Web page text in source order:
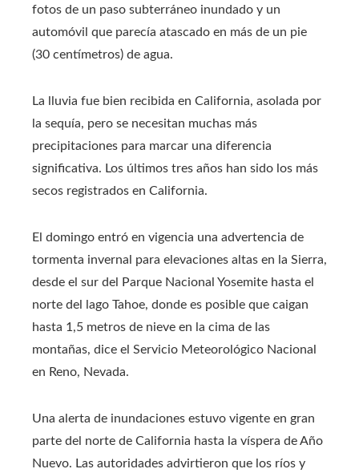
fotos de un paso subterráneo inundado y un
automóvil que parecía atascado en más de un pie
(30 centímetros) de agua.
La lluvia fue bien recibida en California, asolada por
la sequía, pero se necesitan muchas más
precipitaciones para marcar una diferencia
significativa. Los últimos tres años han sido los más
secos registrados en California.
El domingo entró en vigencia una advertencia de
tormenta invernal para elevaciones altas en la Sierra,
desde el sur del Parque Nacional Yosemite hasta el
norte del lago Tahoe, donde es posible que caigan
hasta 1,5 metros de nieve en la cima de las
montañas, dice el Servicio Meteorológico Nacional
en Reno, Nevada.
Una alerta de inundaciones estuvo vigente en gran
parte del norte de California hasta la víspera de Año
Nuevo. Las autoridades advirtieron que los ríos y